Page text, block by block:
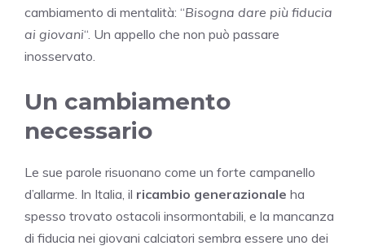
cambiamento di mentalità: “Bisogna dare più fiducia
ai giovani“. Un appello che non può passare
inosservato.
Un cambiamento
necessario
Le sue parole risuonano come un forte campanello
d’allarme. In Italia, il ricambio generazionale ha
spesso trovato ostacoli insormontabili, e la mancanza
di fiducia nei giovani calciatori sembra essere uno dei